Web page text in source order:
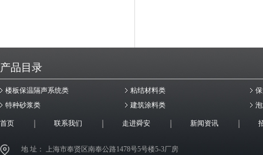
产品目录
楼板保温隔声系统类 粘结材料类
特种砂浆类
建筑涂料类
首页 联系我们 走进舜安 新闻资讯
地 址： 上海市奉贤区南奉公路1478号5号楼5-3厂房